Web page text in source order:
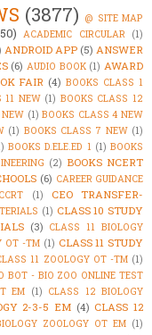
(3877) @ SITE MAP
ACADEMIC CIRCULAR (1)
ANDROID APP (5) ANSWER
(6) AUDIO BOOK (1) AWARD
FAIR (4) BOOKS CLASS 1
11 NEW (1) BOOKS CLASS 12
(1) BOOKS CLASS 4 NEW
(1) BOOKS CLASS 7 NEW (1)
BOOKS D.ELE.ED 1 (1) BOOKS
(2) BOOKS NCERT
(6) CAREER GUIDANCE
CCRT (1)
CEO TRANSFER-
(1) CLASS 10 STUDY
(3) CLASS 11 BIOLOGY
OT -TM (1) CLASS 11 STUDY
11 ZOOLOGY OT -TM (1)
BOT - BIO ZOO ONLINE TEST
EM (1) CLASS 12 BIOLOGY
2-3-5 EM (4) CLASS 12
ZOOLOGY OT EM (1)